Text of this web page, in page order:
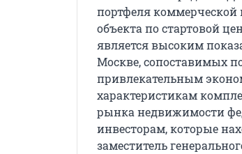
портфеля
объекта по стартовой
является высоким
Москве, сопоставимых
привлекательным
характеристикам
рынка недвижимости
инвесторам, которые
заместитель